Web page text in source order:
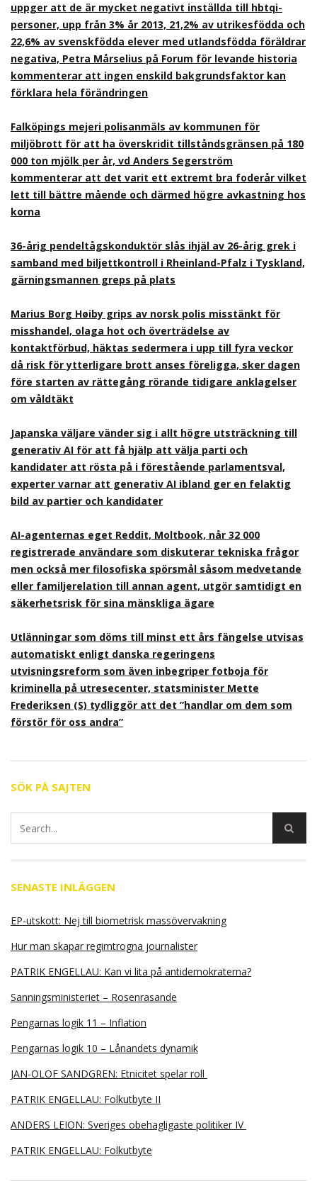
uppger att de är mycket negativt inställda till hbtqi-
personer, upp från 3% år 2013, 21,2% av utrikesfödda och
22,6% av svenskfödda elever med utlandsfödda föräldrar
negativa, Petra Mårselius på Forum för levande historia
kommenterar att ingen enskild bakgrundsfaktor kan
förklara hela förändringen
Falköpings mejeri polisanmäls av kommunen för
miljöbrott för att ha överskridit tillståndsgränsen på 180
000 ton mjölk per år, vd Anders Segerström
kommenterar att det varit ett extremt bra foderår vilket
lett till bättre mående och därmed högre avkastning hos
korna
36-årig pendeltågskonduktör slås ihjäl av 26-årig grek i
samband med biljettkontroll i Rheinland-Pfalz i Tyskland,
gärningsmannen greps på plats
Marius Borg Høiby grips av norsk polis misstänkt för
misshandel, olaga hot och överträdelse av
kontaktförbud, häktas sedermera i upp till fyra veckor
då risk för ytterligare brott anses föreligga, sker dagen
före starten av rättegång rörande tidigare anklagelser
om våldtäkt
Japanska väljare vänder sig i allt högre utsträckning till
generativ AI för att få hjälp att välja parti och
kandidater att rösta på i förestående parlamentsval,
experter varnar att generativ AI ibland ger en felaktig
bild av partier och kandidater
AI-agenternas eget Reddit, Moltbook, når 32 000
registrerade användare som diskuterar tekniska frågor
men också mer filosofiska spörsmål såsom medvetande
eller familjerelation till annan agent, utgör samtidigt en
säkerhetsrisk för sina mänskliga ägare
Utlänningar som döms till minst ett års fängelse utvisas
automatiskt enligt danska regeringens
utvisningsreform som även inbegriper fotboja för
kriminella på utresecenter, statsminister Mette
Frederiksen (S) tydliggör att det ”handlar om dem som
förstör för oss andra”
SÖK PÅ SAJTEN
SENASTE INLÄGGEN
EP-utskott: Nej till biometrisk massövervakning
Hur man skapar regimtrogna journalister
PATRIK ENGELLAU: Kan vi lita på antidemokraterna?
Sanningsministeriet – Rosenrasande
Pengarnas logik 11 – Inflation
Pengarnas logik 10 – Lånandets dynamik
JAN-OLOF SANDGREN: Etnicitet spelar roll
PATRIK ENGELLAU: Folkutbyte II
ANDERS LEION: Sveriges obehagligaste politiker IV
PATRIK ENGELLAU: Folkutbyte